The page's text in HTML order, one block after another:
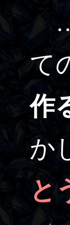
…
て
作
か
と